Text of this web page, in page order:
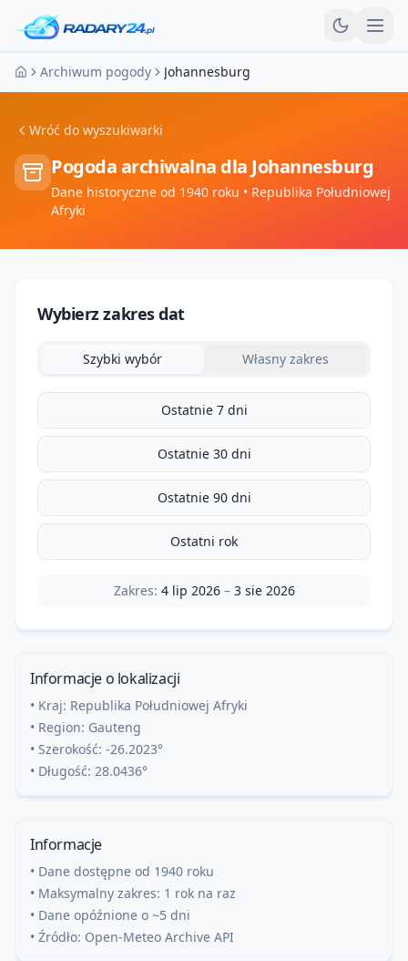
Strona główna
Archiwum pogody Johannesburg
Wróć do wyszukiwarki
Pogoda archiwalna dla Johannesburg
Dane historyczne od 1940 roku • Republika Południowej
Afryki
Wybierz zakres dat
Szybki wybór Własny zakres
Ostatnie 7 dni
Ostatnie 30 dni
Ostatnie 90 dni
Ostatni rok
Zakres: 4 lip 2026– 3 sie 2026
Informacje o lokalizacji
• Kraj: Republika Południowej Afryki
• Region: Gauteng
• Szerokość: -26.2023°
• Długość: 28.0436°
Informacje
• Dane dostępne od 1940 roku
• Maksymalny zakres: 1 rok na raz
• Dane opóźnione o ~5 dni
• Źródło: Open-Meteo Archive API